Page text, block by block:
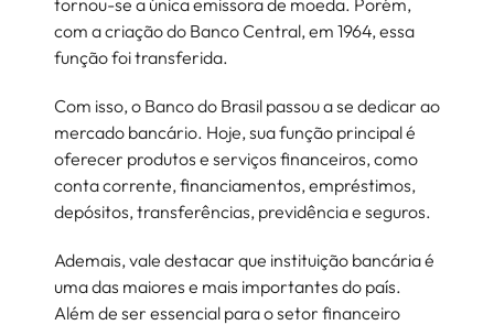
tornou-se a única emissora de moeda. Porém,
com a criação do Banco Central, em 1964, essa
função foi transferida.
Com isso, o Banco do Brasil passou a se dedicar ao
mercado bancário. Hoje, sua função principal é
oferecer produtos e serviços financeiros, como
conta corrente, financiamentos, empréstimos,
depósitos, transferências, previdência e seguros.
Ademais, vale destacar que instituição bancária é
uma das maiores e mais importantes do país.
Além de ser essencial para o setor financeiro